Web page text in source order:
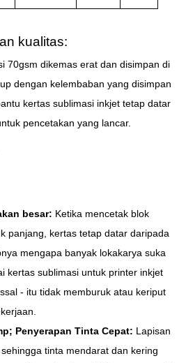
kualitas:
70gsm dikemas erat dan disimpan di
dengan kelembaban yang disimpan
kertas sublimasi inkjet tetap datar
pencetakan yang lancar.
besar: Ketika mencetak blok
panjang, kertas tetap datar daripada
mengapa banyak lokakarya suka
kertas sublimasi untuk printer inkjet
- itu tidak memburuk atau keriput
Penyerapan Tinta Cepat: Lapisan
tinta mendarat dan kering